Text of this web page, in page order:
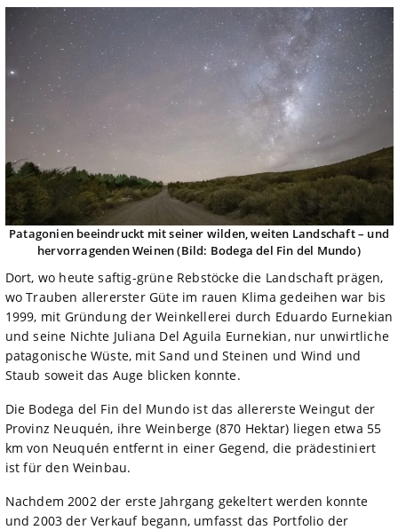
Patagonien beeindruckt mit seiner wilden, weiten Landschaft – und
hervorragenden Weinen (Bild: Bodega del Fin del Mundo)
Dort, wo heute saftig-grüne Rebstöcke die Landschaft prägen,
wo Trauben allererster Güte im rauen Klima gedeihen war bis
1999, mit Gründung der Weinkellerei durch Eduardo Eurnekian
und seine Nichte Juliana Del Aguila Eurnekian, nur unwirtliche
patagonische Wüste, mit Sand und Steinen und Wind und
Staub soweit das Auge blicken konnte.
Die Bodega del Fin del Mundo ist das allererste Weingut der
Provinz Neuquén, ihre Weinberge (870 Hektar) liegen etwa 55
km von Neuquén entfernt in einer Gegend, die prädestiniert
ist für den Weinbau.
Nachdem 2002 der erste Jahrgang gekeltert werden konnte
und 2003 der Verkauf begann, umfasst das Portfolio der